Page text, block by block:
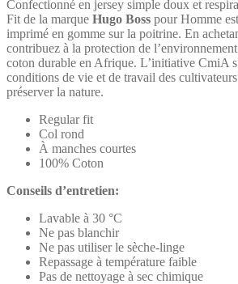
Confectionné en jersey simple doux et
Fit de la marque Hugo Boss pour Homme
imprimé en gomme sur la poitrine. En
contribuez à la protection de
coton durable en Afrique. L’initiative CmiA
conditions de vie et de travail des
préserver la nature.
Regular fit
Col rond
À manches courtes
100% Coton
Conseils d’entretien:
Lavable à 30 °C
Ne pas blanchir
Ne pas utiliser le sèche-linge
Repassage à température faible
Pas de nettoyage à sec chimique